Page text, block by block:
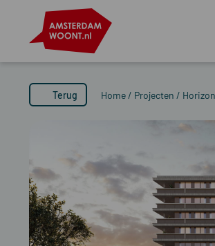
Terug Home / Projecten /